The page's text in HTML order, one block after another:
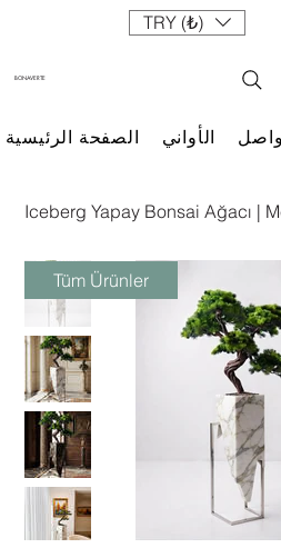
TRY (₺)
BONAVERTE
الصفحة الرئيسية الأواني
Tüm Ürünler